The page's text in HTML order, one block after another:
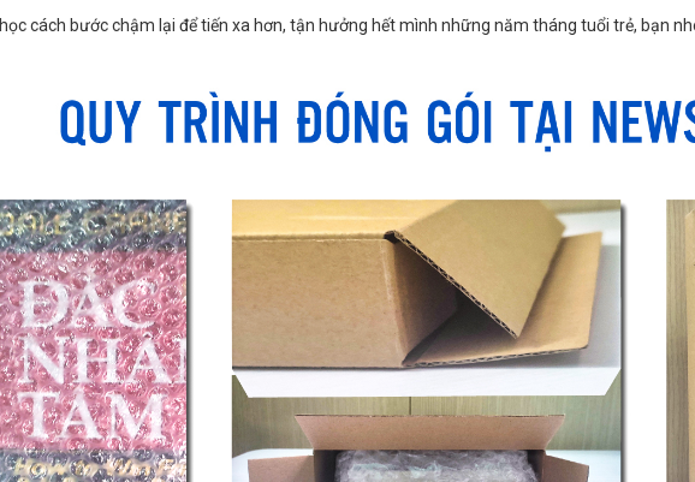
học cách bước chậm lại để tiến xa hơn, tận hưởng hết mình những năm tháng tuổi trẻ, bạn